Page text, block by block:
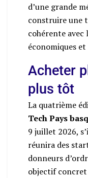
d’une grande
construire une
cohérente avec
économiques
Acheter
plus tôt
La quatrième
Tech Pays
9 juillet 2026,
réunira des
donneurs
objectif concret